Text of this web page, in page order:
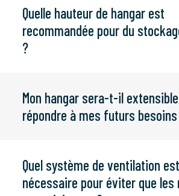
Quelle hauteur de hangar est
recommandée pour du
?
Mon hangar sera-t-il
répondre à mes futurs
Quel système de ventilation est
nécessaire pour éviter que les